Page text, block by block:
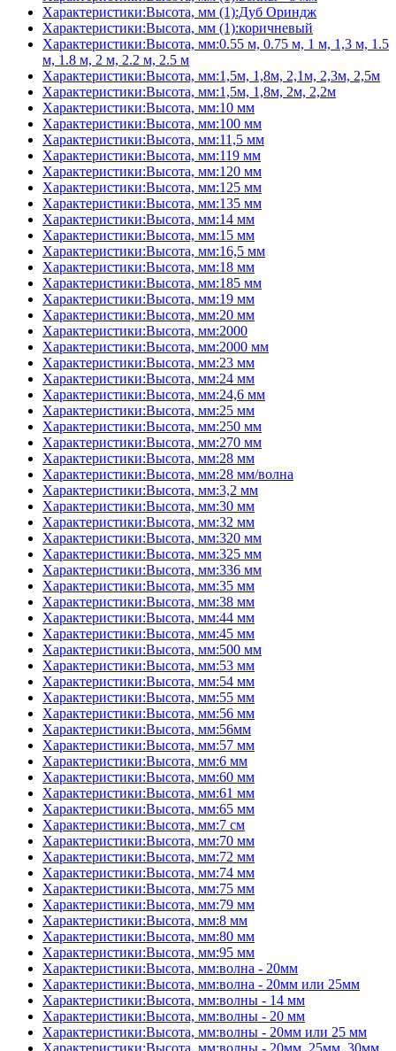
Характеристики:Высота, мм (1):Дуб Ориндж
Характеристики:Высота, мм (1):коричневый
Характеристики:Высота, мм:0.55 м, 0.75 м, 1 м, 1,3 м, 1.5
м, 1.8 м, 2 м, 2.2 м, 2.5 м
Характеристики:Высота, мм:1,5м, 1,8м, 2,1м, 2,3м, 2,5м
Характеристики:Высота, мм:1,5м, 1,8м, 2м, 2,2м
Характеристики:Высота, мм:10 мм
Характеристики:Высота, мм:100 мм
Характеристики:Высота, мм:11,5 мм
Характеристики:Высота, мм:119 мм
Характеристики:Высота, мм:120 мм
Характеристики:Высота, мм:125 мм
Характеристики:Высота, мм:135 мм
Характеристики:Высота, мм:14 мм
Характеристики:Высота, мм:15 мм
Характеристики:Высота, мм:16,5 мм
Характеристики:Высота, мм:18 мм
Характеристики:Высота, мм:185 мм
Характеристики:Высота, мм:19 мм
Характеристики:Высота, мм:20 мм
Характеристики:Высота, мм:2000
Характеристики:Высота, мм:2000 мм
Характеристики:Высота, мм:23 мм
Характеристики:Высота, мм:24 мм
Характеристики:Высота, мм:24,6 мм
Характеристики:Высота, мм:25 мм
Характеристики:Высота, мм:250 мм
Характеристики:Высота, мм:270 мм
Характеристики:Высота, мм:28 мм
Характеристики:Высота, мм:28 мм/волна
Характеристики:Высота, мм:3,2 мм
Характеристики:Высота, мм:30 мм
Характеристики:Высота, мм:32 мм
Характеристики:Высота, мм:320 мм
Характеристики:Высота, мм:325 мм
Характеристики:Высота, мм:336 мм
Характеристики:Высота, мм:35 мм
Характеристики:Высота, мм:38 мм
Характеристики:Высота, мм:44 мм
Характеристики:Высота, мм:45 мм
Характеристики:Высота, мм:500 мм
Характеристики:Высота, мм:53 мм
Характеристики:Высота, мм:54 мм
Характеристики:Высота, мм:55 мм
Характеристики:Высота, мм:56 мм
Характеристики:Высота, мм:56мм
Характеристики:Высота, мм:57 мм
Характеристики:Высота, мм:6 мм
Характеристики:Высота, мм:60 мм
Характеристики:Высота, мм:61 мм
Характеристики:Высота, мм:65 мм
Характеристики:Высота, мм:7 см
Характеристики:Высота, мм:70 мм
Характеристики:Высота, мм:72 мм
Характеристики:Высота, мм:74 мм
Характеристики:Высота, мм:75 мм
Характеристики:Высота, мм:79 мм
Характеристики:Высота, мм:8 мм
Характеристики:Высота, мм:80 мм
Характеристики:Высота, мм:95 мм
Характеристики:Высота, мм:волна - 20мм
Характеристики:Высота, мм:волна - 20мм или 25мм
Характеристики:Высота, мм:волны - 14 мм
Характеристики:Высота, мм:волны - 20 мм
Характеристики:Высота, мм:волны - 20мм или 25 мм
Характеристики:Высота, мм:волны - 20мм, 25мм, 30мм,